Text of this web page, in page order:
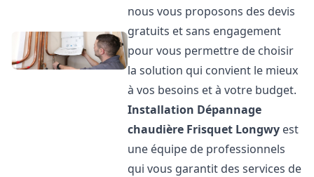
nous vous proposons des devis
gratuits et sans engagement
pour vous permettre de choisir
la solution qui convient le mieux
à vos besoins et à votre budget.
Installation Dépannage
chaudière Frisquet Longwy est
une équipe de professionnels
qui vous garantit des services de